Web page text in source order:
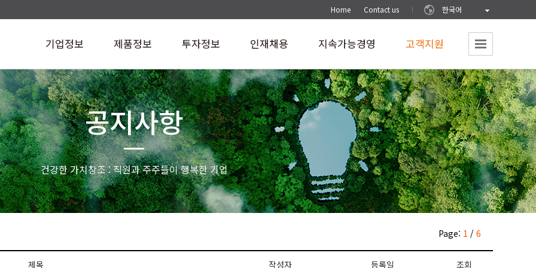
Home Contact us 한국어
기업정보 제품정보 투자정보 인재채용 지속가능경영 고객지원
공지사항
건강한 가치창조 : 직원과 주주들이 행복한 기업
Page: 1 / 6
제목 작성자 등록일 조회